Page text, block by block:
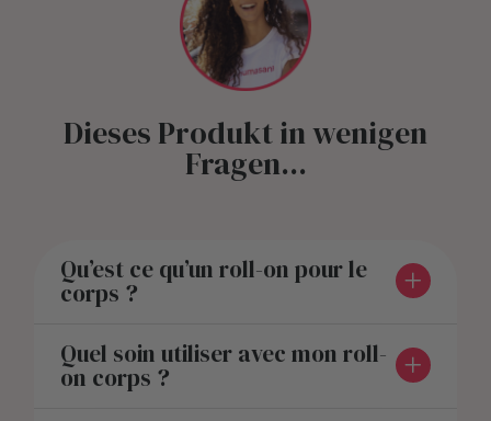
Dieses Produkt in wenigen
Fragen...
Qu’est ce qu’un roll-on pour le
corps ?
Quel soin utiliser avec mon roll-
on corps ?